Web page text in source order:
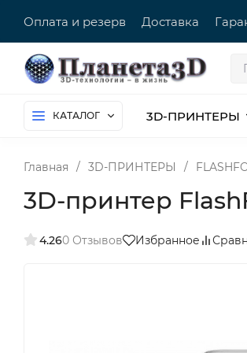
Оплата и резерв Доставка
КАТАЛОГ 3D-ПРИНТЕРЫ
Главная / 3D-ПРИНТЕРЫ /
3D-принтер
4.260 Отзывов Избранное